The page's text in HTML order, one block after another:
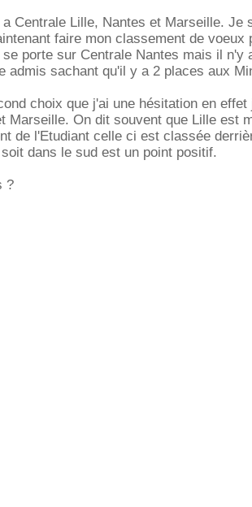
Centrale Lille, Nantes et Marseille. Je
faire mon classement de voeux
porte sur Centrale Nantes mais il n'y
admis sachant qu'il y a 2 places aux
choix que j'ai une hésitation en
Marseille. On dit souvent que Lille est
de l'Etudiant celle ci est classée
dans le sud est un point positif.
?